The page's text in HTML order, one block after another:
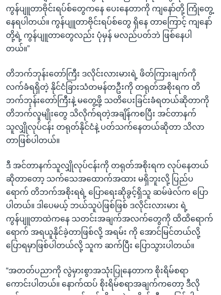
ကွန်ပျူတာဗိုင်းရပ်စ်တွေကနေ ပေးနေတာကို ကျနော်တို့ ကြုံတွေ့
နေရပါတယ်။ ကွန်ပျူတာဗိုင်းရပ်စ်တွေ ရှိနေ တာကြောင့် ကျနော်
တို့ရဲ့ ကွန်ပျူတာတွေလည်း ပုံမှန် မလည်ပတ်ဘဲ ဖြစ်နေပါ
တယ်။”
တိဘက်ဘုန်းတော်ကြီး ဒလိုင်းလားမားရဲ့ ဖိတ်ကြားချက်ကို
လက်ခံရရှိတဲ့ နိုင်ငံခြားသံတမန်တဦးကို တရုတ်အစိုးရက တိ
ဘက်ဘုန်းတော်ကြီးနဲ့ မတွေ့ဖို့ သတိပေးခြင်းခံရတယ်ဆိုတာကို
တိဘက်လူမျိုးတွေ သိလိုက်ရတဲ့အချိန်ကစပြီး အင်တာနက်
သူလျှိုလုပ်ငန်း တရုတ်နိုင်ငံနဲ့ ပတ်သက်နေတယ်ဆိုတာ သိလာ
တာဖြစ်ပါတယ်။
ဒီ အင်တာနက်သူလျှိုလုပ်ငန်းကို တရုတ်အစိုးရက လုပ်နေတယ်
ဆိုတာတော့ သက်သေအထောက်အထား မရှိဘူးလို့ ပြည်ပ
ရောက် တိဘက်အစိုးရရဲ့ ပြောရေးဆိုခွင့်ရှိသူ ဆမ်ဖဲလ်က ပြော
ပါတယ်။ ဒါပေမယ့် ဘယ်သူပဲဖြစ်ဖြစ် ဒလိုင်းလားမား ရဲ့
ကွန်ပျူတာထဲကနေ သတင်းအချက်အလက်တွေကို ထိထိရောက်
ရောက် အရယူနိုင်ခဲ့တာဖြစ်လို့ အရမ်း ကို အောင်မြင်တယ်လို့
ပြောရမှာဖြစ်ပါတယ်လို့ သူက ဆက်ပြီး ပြောသွားပါတယ်။
“အတတ်ပညာကို လွဲမှားစွာအသုံးပြုနေတာက စိုးရိမ်စရာ
ကောင်းပါတယ်။ နောက်ထပ် စိုးရိမ်စရာအချက်ကတော့ ဒီလို